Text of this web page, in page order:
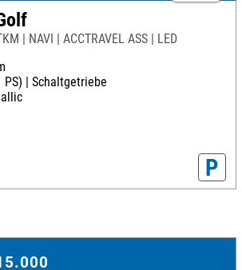
| NAVI | ACCTRAVEL ASS | LED
PS) | Schaltgetriebe
P